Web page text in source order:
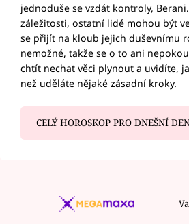
jednoduše se vzdát kontroly,
záležitosti, ostatní lidé mohou být
se přijít na kloub jejich duševnímu
nemožné, takže se o to ani
chtít nechat věci plynout a uvidíte,
než uděláte nějaké zásadní kroky.
CELÝ HOROSKOP PRO DNEŠNÍ